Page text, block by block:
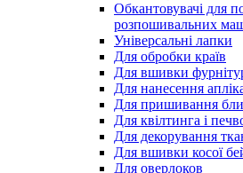
Обкантовувачі для
розпошивальних
Універсальні лапки
Для обробки країв
Для вшивки
Для нанесення
Для пришивання
Для квілтинга і
Для декорування
Для вшивки косої
Для оверлоков